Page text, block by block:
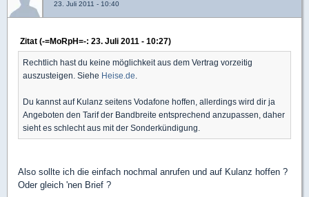
23. Juli 2011 - 10:40
Zitat (-=MoRpH=-: 23. Juli 2011 - 10:27)
Rechtlich hast du keine möglichkeit aus dem Vertrag vorzeitig
auszusteigen. Siehe Heise.de
Du kannst auf Kulanz seitens Vodafone hoffen, allerdings wird dir ja
Angeboten den Tarif der Bandbreite entsprechend anzupassen, daher
sieht es schlecht aus mit der Sonderkündigung.
Also sollte ich die einfach nochmal anrufen und auf Kulanz hoffen ?
Oder gleich 'nen Brief ?